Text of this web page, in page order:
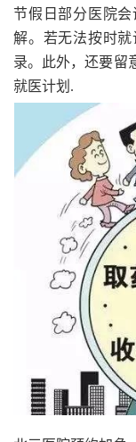
节假日部分医院
解。若无法按时
录。此外，还要留
就医计划.